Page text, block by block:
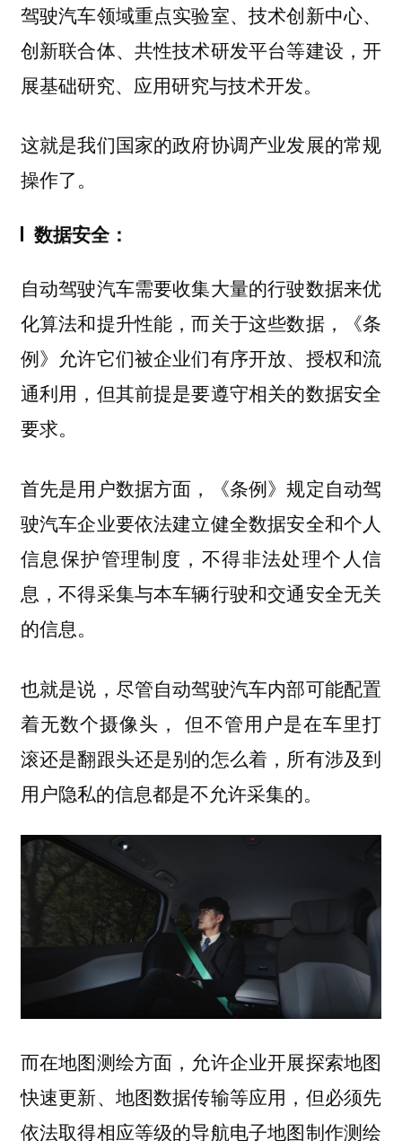
驾驶汽车领域重点实验室、技术创新中心、
创新联合体、共性技术研发平台等建设，开
展基础研究、应用研究与技术开发。
这就是我们国家的政府协调产业发展的常规
操作了。
数据安全：
自动驾驶汽车需要收集大量的行驶数据来优
化算法和提升性能，而关于这些数据，《条
例》允许它们被企业们有序开放、授权和流
通利用，但其前提是要遵守相关的数据安全
要求。
首先是用户数据方面，《条例》规定自动驾
驶汽车企业要依法建立健全数据安全和个人
信息保护管理制度，不得非法处理个人信
息，不得采集与本车辆行驶和交通安全无关
的信息。
也就是说，尽管自动驾驶汽车内部可能配置
着无数个摄像头， 但不管用户是在车里打
滚还是翻跟头还是别的怎么着，所有涉及到
用户隐私的信息都是不允许采集的。
而在地图测绘方面，允许企业开展探索地图
快速更新、地图数据传输等应用，但必须先
依法取得相应等级的导航电子地图制作测绘